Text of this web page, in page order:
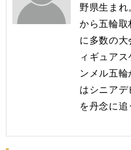
野県生ま
から五輪取
に多数の
ィギュア
ンメル五
はシニア
を丹念に追